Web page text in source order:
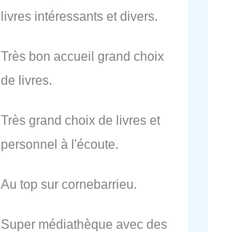
livres intéressants et divers.
Très bon accueil grand choix
de livres.
Très grand choix de livres et
personnel à l'écoute.
Au top sur cornebarrieu.
Super médiathèque avec des